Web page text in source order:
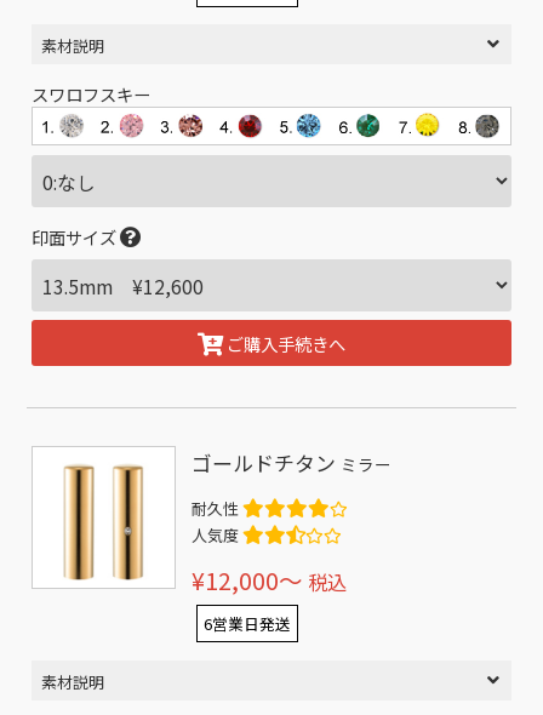
素材説明
スワロフスキー
印面サイズ
ご購入手続きへ
ゴールドチタン ミラー
耐久性
人気度
¥12,000〜 税込
6営業日発送
素材説明